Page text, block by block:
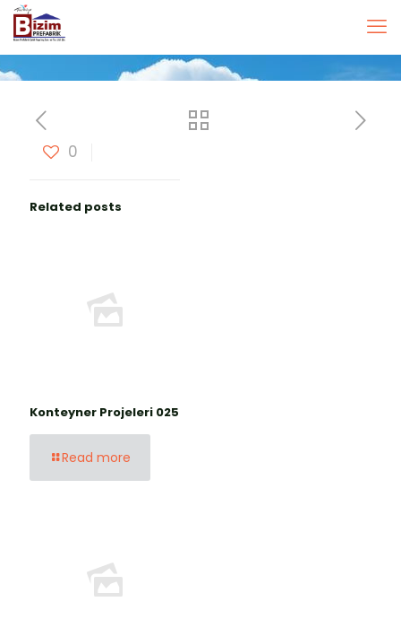
0
Related posts
Konteyner Projeleri 025
Read more